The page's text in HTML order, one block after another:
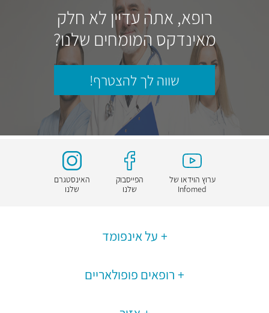
רופא, אתה עדיין לא חלק
מאינדקס המומחים שלנו?
שווה לך להצטרף!
ערוץ הוידאו של
Infomed
הפייסבוק
שלנו
האינסטגרם
שלנו
על אינפומד
רופאים פופולאריים